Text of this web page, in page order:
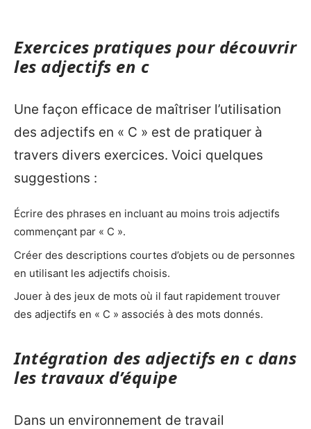
Exercices pratiques pour découvrir
les adjectifs en c
Une façon efficace de maîtriser l’utilisation
des adjectifs en « C » est de pratiquer à
travers divers exercices. Voici quelques
suggestions :
Écrire des phrases en incluant au moins trois adjectifs
commençant par « C ».
Créer des descriptions courtes d’objets ou de personnes
en utilisant les adjectifs choisis.
Jouer à des jeux de mots où il faut rapidement trouver
des adjectifs en « C » associés à des mots donnés.
Intégration des adjectifs en c dans
les travaux d’équipe
Dans un environnement de travail